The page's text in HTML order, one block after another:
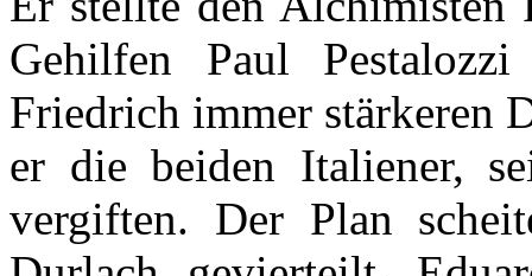
Gehilfen Paul Pestalozzi
Friedrich immer stärkeren
er die beiden Italiener,
vergiften. DerPlan